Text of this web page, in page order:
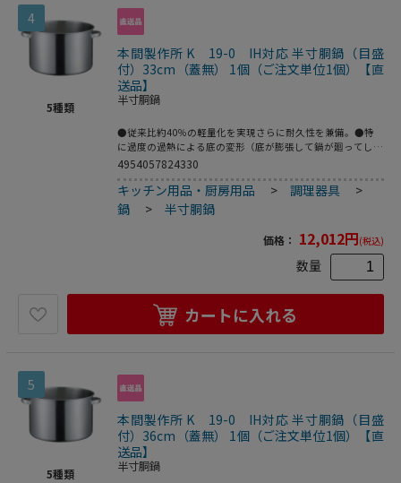
4
5種類
本間製作所 K 19-0 IH対応 半寸胴鍋（目盛
付）33cm（蓋無） 1個（ご注文単位1個）【直
送品】
半寸胴鍋
●従来比約40％の軽量化を実現さらに耐久性を兼備。●特
に過度の過熱による底の変形（底が膨張して鍋が廻ってしま
うような場合もあり危険です。）を防ぐために、底の中心部
東京電力様で共同開発（現在特許申請中）したスペシャルバ
ージョンです。●サテン仕上。●重量：2．4kg●容量：
18．5L
4954057824330
キッチン用品・厨房用品 >調理器具
>
鍋
>半寸胴鍋
価格： 12,012円(税込)
数量
カートに入れる
5
5種類
本間製作所 K 19-0 IH対応 半寸胴鍋（目盛
付）36cm（蓋無） 1個（ご注文単位1個）【直
送品】
半寸胴鍋